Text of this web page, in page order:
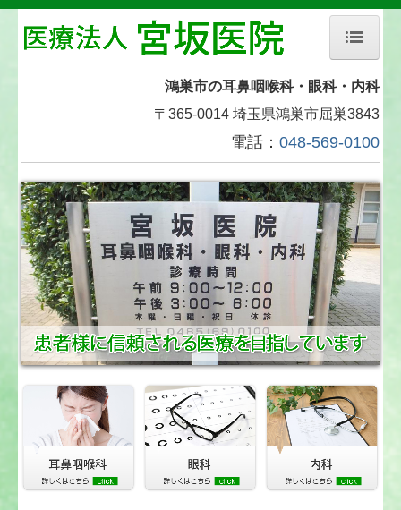
医師の紹介
交通案内
求人情報
リンク集
個人情報保護方針
鴻巣市の耳鼻咽喉科・眼科・内科
〒365-0014 埼玉県鴻巣市屈巣3843
電話： 048-569-0100